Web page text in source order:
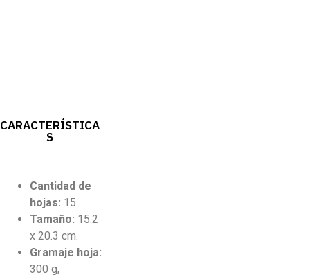
CARACTERÍSTICA
S
Cantidad de
hojas: 15.
Tamaño: 15.2
x 20.3 cm.
Gramaje hoja:
300 g,